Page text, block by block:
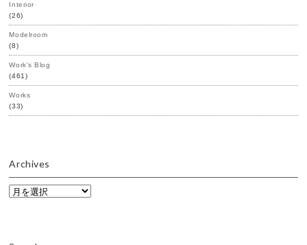
Interior
(26)
Modelroom
(8)
Work's Blog
(461)
Works
(33)
Archives
Archives